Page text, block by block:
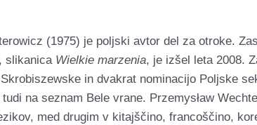
(1975) je poljski avtor del za otroke.
slikanica Wielkie marzenia, je izšel leta 2008.
in dvakrat nominacijo Poljske
na seznam Bele vrane. Przemysław
med drugim v kitajščino, francoščino,